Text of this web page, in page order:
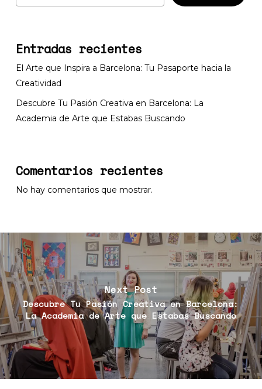
Entradas recientes
El Arte que Inspira a Barcelona: Tu Pasaporte hacia la
Creatividad
Descubre Tu Pasión Creativa en Barcelona: La
Academia de Arte que Estabas Buscando
Comentarios recientes
No hay comentarios que mostrar.
Next Post
Descubre Tu Pasión Creativa en Barcelona:
La Academia de Arte que Estabas Buscando